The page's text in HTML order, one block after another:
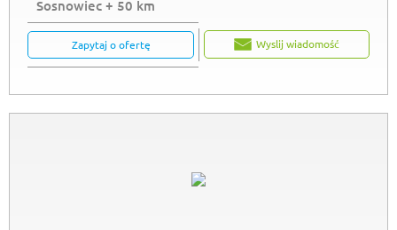
Sosnowiec + 50 km
Zapytaj o ofertę Wyslij wiadomość